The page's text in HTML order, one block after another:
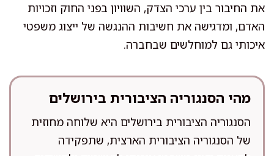
את החיבור בין ערכי הצדק, השוויון בפני החוק וזכויות
האדם, ומדגישה את חשיבות ההנגשה של ייצוג משפטי
איכותי גם למוחלשים שבחברה.
מהי הסנגוריה הציבורית בירושלים
הסנגוריה הציבורית בירושלים היא שלוחה מחוזית
של הסנגוריה הציבורית הארצית, שתפקידה